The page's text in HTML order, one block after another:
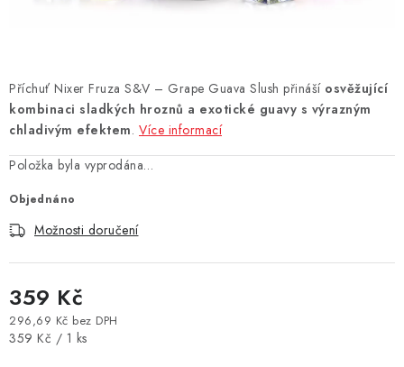
PŘÍSLUŠENSTVÍ
ZNAČKY
Vše o nákupu
Příchuť Nixer Fruza S&V – Grape Guava Slush přináší osvěžující
kombinaci sladkých hroznů a exotické guavy s výrazným
chladivým efektem. Více informací
Položka byla vyprodána…
Objednáno
Možnosti doručení
359 Kč
296,69 Kč bez DPH
Měrná cena:
359 Kč / 1 ks